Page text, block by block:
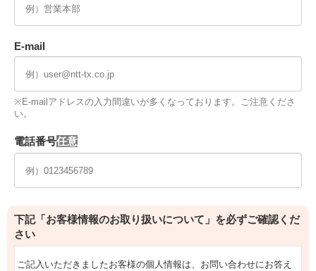
E-mail
※E-mailアドレスの入力間違いが多くなっております。ご注意くださ
い。
電話番号
下記「お客様情報のお取り扱いについて」を必ずご確認くだ
さい